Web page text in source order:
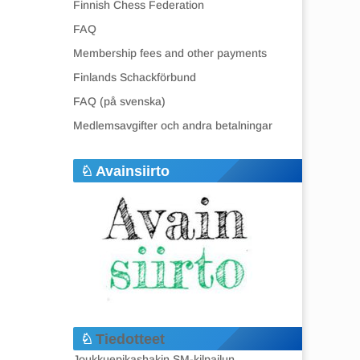
Finnish Chess Federation
FAQ
Membership fees and other payments
Finlands Schackförbund
FAQ (på svenska)
Medlemsavgifter och andra betalningar
Avainsiirto
Tiedotteet